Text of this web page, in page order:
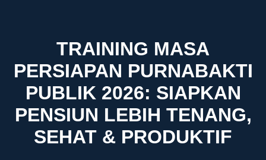
TRAINING MASA
PERSIAPAN PURNABAKTI
PUBLIK 2026: SIAPKAN
PENSIUN LEBIH TENANG,
SEHAT & PRODUKTIF